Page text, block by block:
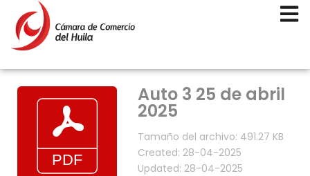
Auto 3 25 de abril
2025
Tamaño del archivo: 491.27 KB
Created: 28-04-2025
Updated: 28-04-2025